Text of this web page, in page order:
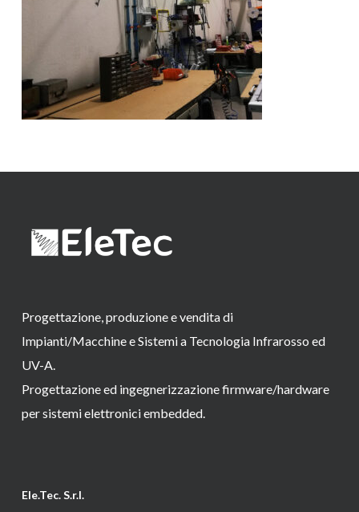
Progettazione, produzione e vendita di
Impianti/Macchine e Sistemi a Tecnologia Infrarosso ed
UV-A.
Progettazione ed ingegnerizzazione firmware/hardware
per sistemi elettronici embedded.
Ele.Tec. S.r.l.